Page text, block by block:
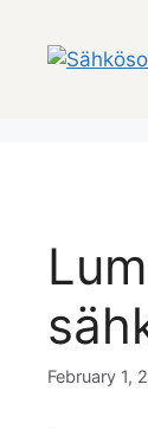
content
February 1,